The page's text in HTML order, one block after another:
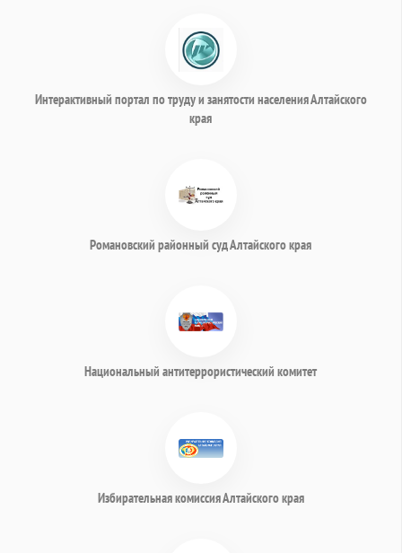
Интерактивный портал по труду и занятости населения Алтайского
края
Романовский районный суд Алтайского края
Национальный антитеррористический комитет
Избирательная комиссия Алтайского края